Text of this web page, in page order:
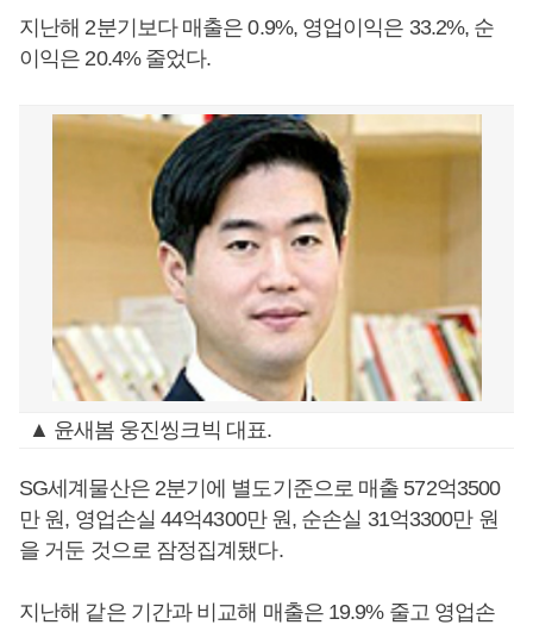
지난해 2분기보다 매출은 0.9%, 영업이익은 33.2%, 순
이익은 20.4% 줄었다.
▲ 윤새봄 웅진씽크빅 대표.
SG세계물산은 2분기에 별도기준으로 매출 572억3500
만 원, 영업손실 44억4300만 원, 순손실 31억3300만 원
을 거둔 것으로 잠정집계됐다.
지난해 같은 기간과 비교해 매출은 19.9% 줄고 영업손